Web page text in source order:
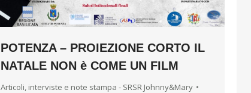
POTENZA – PROIEZIONE CORTO IL
NATALE NON è COME UN FILM
Articoli, interviste e note stampa - SRSR Johnny&Mary